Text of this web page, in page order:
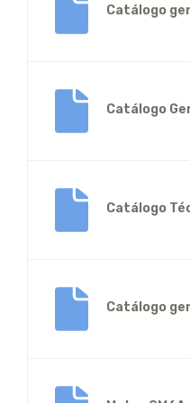
Catálogo
Catálogo
Catálogo
Catálogo